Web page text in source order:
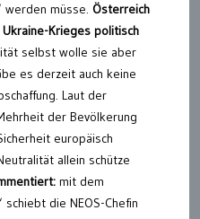
müsse. Österreich
Krieges politisch
selbst wolle sie aber
es derzeit auch keine
Laut der
der Bevölkerung
europäisch
allein schütze
mit dem
die NEOS-Chefin